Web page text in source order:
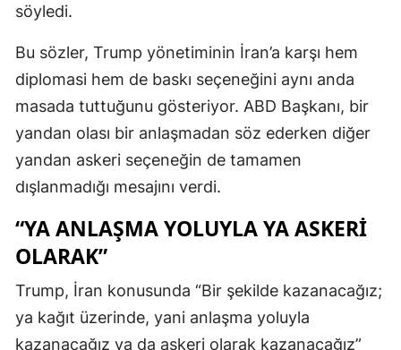
söyledi.
Bu sözler, Trump yönetiminin İran’a karşı hem
diplomasi hem de baskı seçeneğini aynı anda
masada tuttuğunu gösteriyor. ABD Başkanı, bir
yandan olası bir anlaşmadan söz ederken diğer
yandan askeri seçeneğin de tamamen
dışlanmadığı mesajını verdi.
“YA ANLAŞMA YOLUYLA YA ASKERI
OLARAK”
Trump, İran konusunda “Bir şekilde kazanacağız;
ya kağıt üzerinde, yani anlaşma yoluyla
kazanacağız ya da askeri olarak kazanacağız”